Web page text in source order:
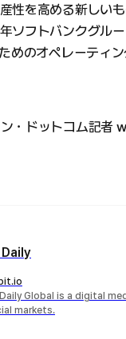
性を高める新しい
ソフトバンクグル
めのオペレーティ
・ドットコム記者
Global is a digital
markets.